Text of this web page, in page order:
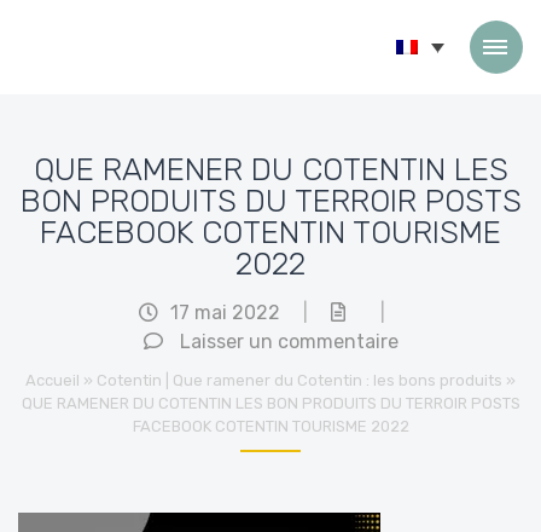
QUE RAMENER DU COTENTIN LES
BON PRODUITS DU TERROIR POSTS
FACEBOOK COTENTIN TOURISME
2022
17 mai 2022
Laisser un commentaire
Accueil » Cotentin | Que ramener du Cotentin : les bons produits »
QUE RAMENER DU COTENTIN LES BON PRODUITS DU TERROIR POSTS
FACEBOOK COTENTIN TOURISME 2022